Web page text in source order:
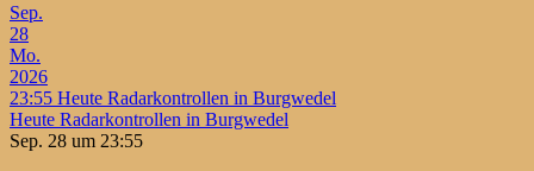
Sep.
28
Mo.
2026
23:55 Heute Radarkontrollen in Burgwedel
Heute Radarkontrollen in Burgwedel
Sep. 28 um 23:55